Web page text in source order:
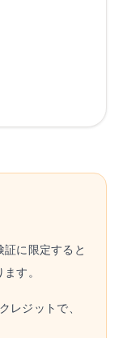
に限定すると
す。
レジットで、